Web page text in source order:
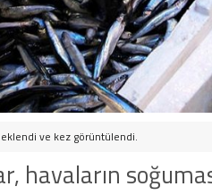
ve kez görüntülendi.
havaların